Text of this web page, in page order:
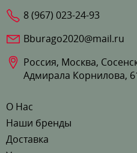
8 (967) 023-24-93
Bburago2020@mail.ru
Россия, Москва,
Адмирала Корнилова,
О Нас
Наши бренды
Доставка